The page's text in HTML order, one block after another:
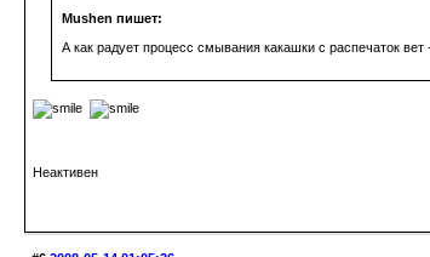
Mushen пишет:
А как радует процесс смывания какашки с распечаток вет
Неактивен